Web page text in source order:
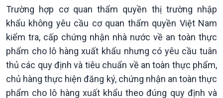
Trường hợp cơ quan thẩm quyền thị trường nhập
khẩu không yêu cầu cơ quan thẩm quyền Việt Nam
kiểm tra, cấp chứng nhận nhà nước về an toàn thực
phẩm cho lô hàng xuất khẩu nhưng có yêu cầu tuân
thủ các quy định và tiêu chuẩn về an toàn thực phẩm,
chủ hàng thực hiện đăng ký, chứng nhận an toàn thực
phẩm cho lô hàng xuất khẩu theo đúng quy định và